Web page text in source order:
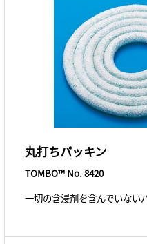
丸打ちパッキン
TOMBO™ No. 8420
一切の含浸剤を含んでいない